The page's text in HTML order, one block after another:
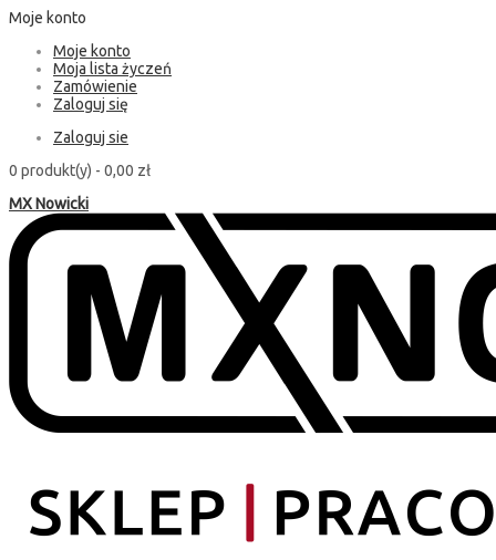
Moje konto
Moje konto
Moja lista życzeń
Zamówienie
Zaloguj się
Zaloguj sie
0 produkt(y) - 0,00 zł
MX Nowicki